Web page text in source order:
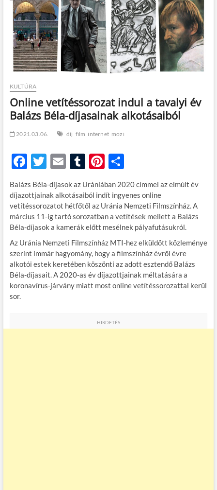
o
n
KULTÚRA
Online vetítéssorozat indul a tavalyi év
Balázs Béla-díjasainak alkotásaiból
2021.03.06. díj film internet mozi
F
ac
e
b
o
o
k
T
w
itt
er
E
m
ail
T
u
m
bl
r
Pi
nt
er
es
t
O
ss
za
m
e
g
Balázs Béla-díjasok az Urániában 2020 címmel az elmúlt év
díjazottjainak alkotásaiból indít ingyenes online
vetítéssorozatot hétfőtől az Uránia Nemzeti Filmszínház. A
március 11-ig tartó sorozatban a vetítések mellett a Balázs
Béla-díjasok a kamerák előtt mesélnek pályafutásukról.
Az Uránia Nemzeti Filmszínház MTI-hez elküldött közleménye
szerint immár hagyomány, hogy a filmszínház évről évre
alkotói estek keretében köszönti az adott esztendő Balázs
Béla-díjasait. A 2020-as év díjazottjainak méltatására a
koronavírus-járvány miatt most online vetítéssorozattal kerül
sor.
HIRDETÉS